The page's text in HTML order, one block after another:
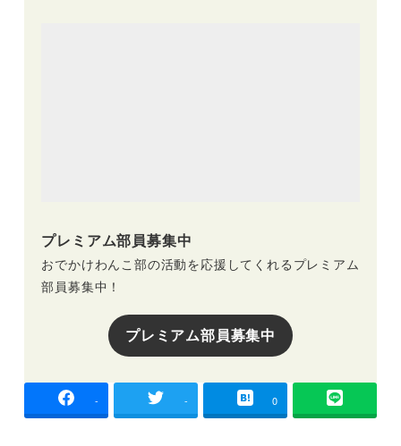
プレミアム部員募集中
おでかけわんこ部の活動を応援してくれるプレミアム
部員募集中！
プレミアム部員募集中
- - 0